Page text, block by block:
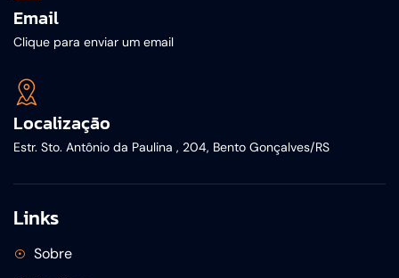
Email
Clique para enviar um email
Localização
Estr. Sto. Antônio da Paulina , 204, Bento Gonçalves/RS
Links
Sobre